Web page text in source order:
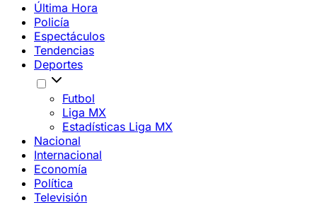
Última Hora
Policía
Espectáculos
Tendencias
Deportes
Futbol
Liga MX
Estadísticas Liga MX
Nacional
Internacional
Economía
Política
Televisión